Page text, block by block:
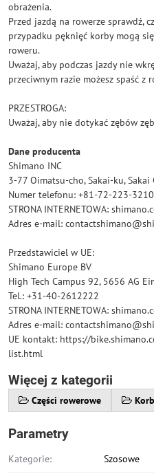
obrażenia.
Przed jazdą na rowerze sprawdź,
przypadku pęknięć korby mogą się
roweru.
Uważaj, aby podczas jazdy nie
przeciwnym razie możesz spaść z
PRZESTROGA:
Uważaj, aby nie dotykać zębów
Dane producenta
Shimano INC
3-77 Oimatsu-cho, Sakai-ku,
Numer telefonu: +81-72-223-
STRONA INTERNETOWA:
Adres e-mail:
Przedstawiciel w UE:
Shimano Europe BV
High Tech Campus 92, 5656 AG
Tel.: +31-40-2612222
STRONA INTERNETOWA:
Adres e-mail:
UE kontakt: https://
list.html
Więcej z kategorii
Części rowerowe
Parametry
Kategorie: Szosowe